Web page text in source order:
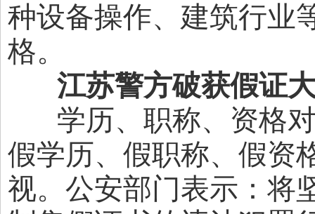
种设备操作、建筑行业
格。
江苏警方破获假证
学历、职称、资格对
假学历、假职称、假资
视。公安部门表示：将